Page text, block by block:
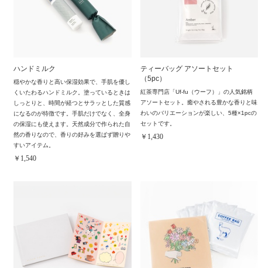
ハンドミルク
穏やかな香りと高い保湿効果で、手肌を優し
くいたわるハンドミルク。塗っているときは
しっとりと、時間が経つとサラッとした質感
になるのが特徴です。手肌だけでなく、全身
の保湿にも使えます。天然成分で作られた自
然の香りなので、香りの好みを選ばず贈りや
すいアイテム。
￥1,540
ティーバッグ アソートセット
（5pc）
紅茶専門店「Uf-fu（ウーフ）」の人気銘柄
アソートセット。癒やされる豊かな香りと味
わいのバリエーションが楽しい、5種×1pcの
セットです。
￥1,430